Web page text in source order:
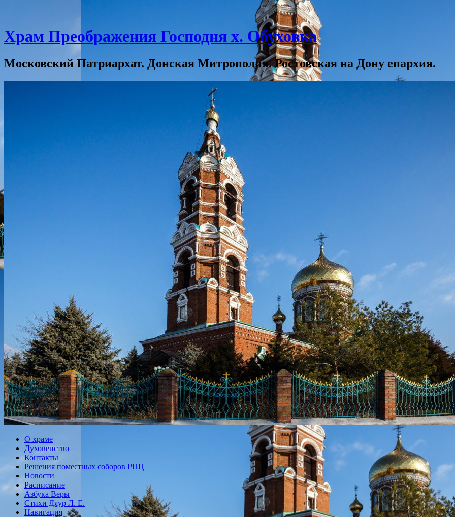
Храм Преображения Господня х. Обуховка
Московский Патриархат. Донская Митрополия. Ростовская на Дону епархия.
О храме
Духовенство
Контакты
Решения поместных соборов РПЦ
Новости
Расписание
Азбука Веры
Стихи Дяур Л. Е.
Навигация